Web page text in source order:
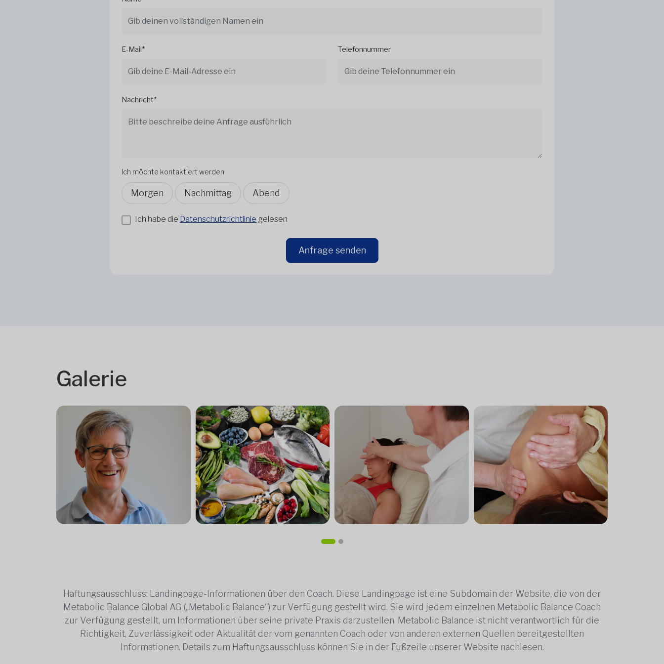
E-Mail* Telefonnummer
Nachricht*
Ich möchte kontaktiert werden
Morgen Nachmittag Abend
Ich habe die Datenschutzrichtlinie gelesen
Anfrage senden
Galerie
Haftungsausschluss: Landingpage-Informationen über den Coach. Diese Landingpage ist eine Subdomain der Website, die von der
Metabolic Balance Global AG („Metabolic Balance“) zur Verfügung gestellt wird. Sie wird jedem einzelnen Metabolic Balance Coach
zur Verfügung gestellt, um Informationen über seine private Praxis darzustellen. Metabolic Balance ist nicht verantwortlich für die
Richtigkeit, Zuverlässigkeit oder Aktualität der vom genannten Coach oder von anderen externen Quellen bereitgestellten
Informationen. Details zum Haftungsausschluss können Sie in der Fußzeile unserer Website nachlesen.